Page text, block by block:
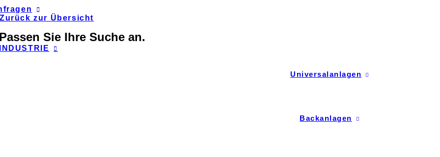
Zurück zur Übersicht
Sie Ihre Suche an.
Universalanlagen
Backanlagen